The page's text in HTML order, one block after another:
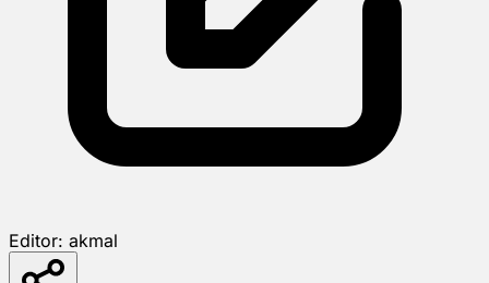
Editor: akmal